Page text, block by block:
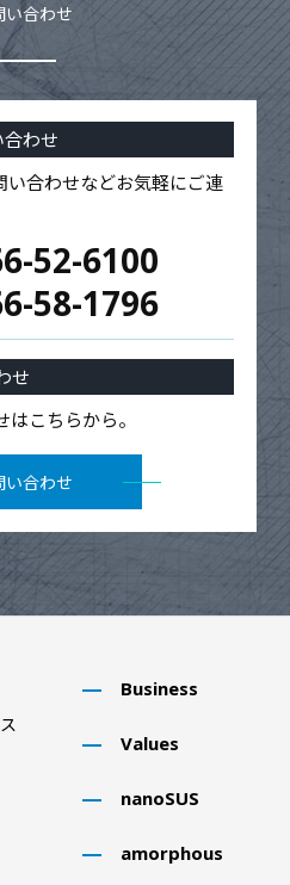
い合わせ
わせ
い合わせなどお気軽にご連
52-6100
58-1796
せ
こちらから。
い合わせ
Business
Values
nanoSUS
amorphous